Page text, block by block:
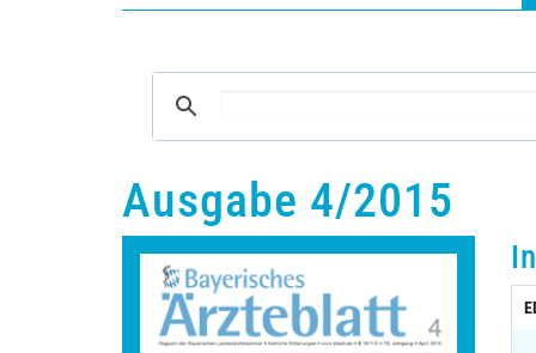
Ausgabe 4/2015